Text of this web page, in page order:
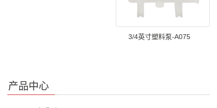
3/4英寸塑料泵-A075
产品中心